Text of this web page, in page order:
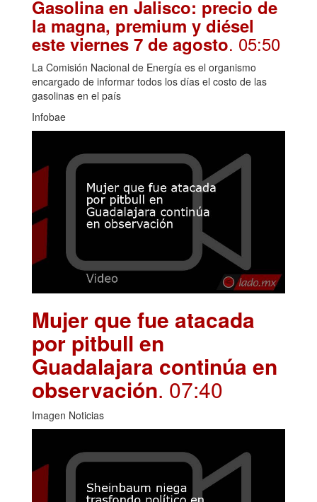
Gasolina en Jalisco: precio de
la magna, premium y diésel
este viernes 7 de agosto. 05:50
La Comisión Nacional de Energía es el organismo
encargado de informar todos los días el costo de las
gasolinas en el país
Infobae
Mujer que fue atacada
por pitbull en
Guadalajara continúa en
observación. 07:40
Imagen Noticias